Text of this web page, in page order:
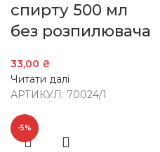
спирту 500 мл
без розпилювача
33,00 ₴
Читати далі
АРТИКУЛ: 70024/1
-5%